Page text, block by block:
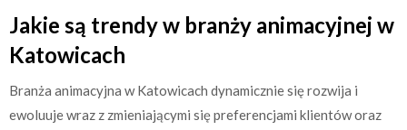
Jakie są trendy w branży animacyjnej w
Katowicach
Branża animacyjna w Katowicach dynamicznie się rozwija i
ewoluuje wraz z zmieniającymi się preferencjami klientów oraz